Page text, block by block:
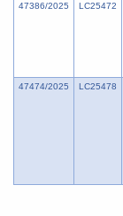
47386/2025 LC25472
47474/2025 LC25478